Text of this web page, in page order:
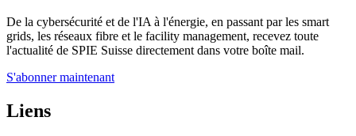
De la cybersécurité et de l'IA à l'énergie, en passant par les smart
grids, les réseaux fibre et le facility management, recevez toute
l'actualité de SPIE Suisse directement dans votre boîte mail.
S'abonner maintenant
Liens